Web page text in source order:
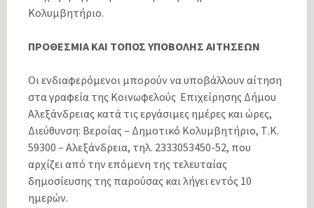
Κολυμβητήριο.
ΠΡΟΘΕΣΜΙΑ ΚΑΙ ΤΟΠΟΣ ΥΠΟΒΟΛΗΣ ΑΙΤΗΣΕΩΝ
Οι ενδιαφερόμενοι μπορούν να υποβάλλουν αίτηση
στα γραφεία της Κοινωφελούς Επιχείρησης Δήμου
Αλεξάνδρειας κατά τις εργάσιμες ημέρες και ώρες,
Διεύθυνση: Βεροίας – Δημοτικό Κολυμβητήριο, Τ.Κ.
59300 – Αλεξάνδρεια, τηλ. 2333053450-52, που
αρχίζει από την επόμενη της τελευταίας
δημοσίευσης της παρούσας και λήγει εντός 10
ημερών.